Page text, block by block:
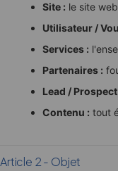
Site : le site
Utilisateur /
Services :
Partenaires :
Lead / Prospect
Contenu : tout
Article 2 - Objet